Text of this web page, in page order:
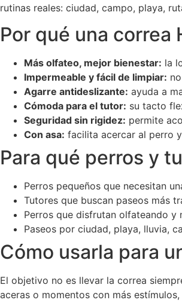
rutinas reales: ciudad, campo, playa,
Por qué una correa
Más olfateo, mejor bienestar: la
Impermeable y fácil de limpiar:
Agarre antideslizante: ayuda a
Cómoda para el tutor: su tacto
Seguridad sin rigidez: permite
Con asa: facilita acercar al perro
Para qué perros y
Perros pequeños que necesitan
Tutores que buscan paseos más
Perros que disfrutan olfateando y
Paseos por ciudad, playa, lluvia,
Cómo usarla para
El objetivo no es llevar la correa
aceras o momentos con más